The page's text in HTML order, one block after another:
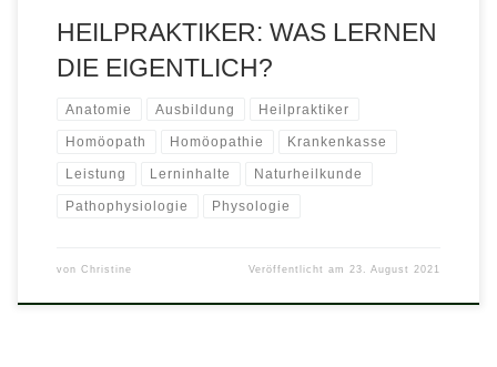
HEILPRAKTIKER: WAS LERNEN
DIE EIGENTLICH?
Anatomie Ausbildung Heilpraktiker
Homöopath Homöopathie Krankenkasse
Leistung Lerninhalte Naturheilkunde
Pathophysiologie Physologie
von Christine Veröffentlicht am23. August 2021